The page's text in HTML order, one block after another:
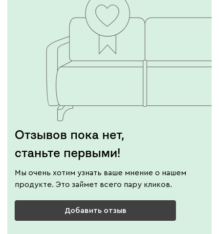
Отзывов пока нет,
станьте первыми!
Мы очень хотим узнать ваше мнение о нашем
продукте. Это займет всего пару кликов.
Добавить отзыв